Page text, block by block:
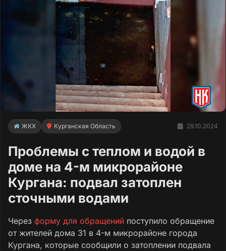
ЖКХ Курганская Область 29.10.2024
Проблемы с теплом и водой в
доме на 4-м микрорайоне
Кургана: подвал затоплен
сточными водами
Через форму для обращений поступило обращение
от жителей дома 31 в 4-м микрорайоне города
Кургана, которые сообщили о затоплении подвала